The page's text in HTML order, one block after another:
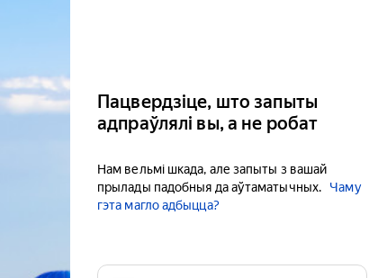
Пацвердзіце, што запыты
адпраўлялі вы, а не робат
Нам вельмі шкада, але запыты з вашай
прылады падобныя да аўтаматычных.
Чаму
гэта магло адбыцца?